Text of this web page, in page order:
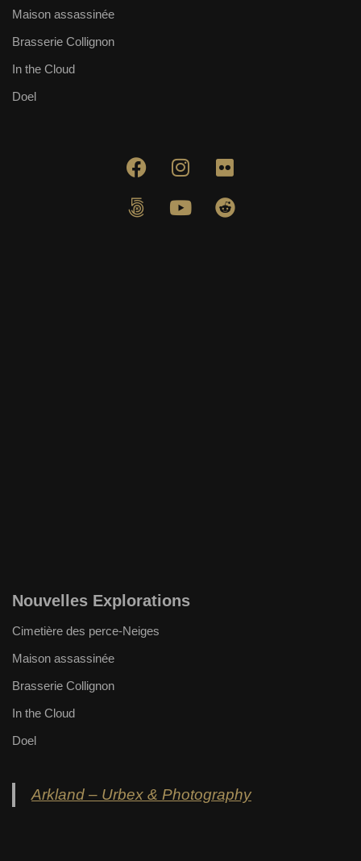
Maison assassinée
Brasserie Collignon
In the Cloud
Doel
Nouvelles Explorations
Cimetière des perce-Neiges
Maison assassinée
Brasserie Collignon
In the Cloud
Doel
Arkland – Urbex & Photography